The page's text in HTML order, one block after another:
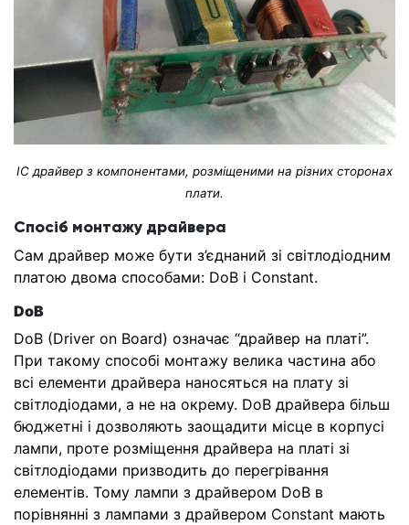
IC драйвер з компонентами, розміщеними на різних сторонах
плати.
Спосіб монтажу драйвера
Сам драйвер може бути з’єднаний зі світлодіодним
платою двома способами: DoB і Constant.
DoB
DoB (Driver on Board) означає “драйвер на платі”.
При такому способі монтажу велика частина або
всі елементи драйвера наносяться на плату зі
світлодіодами, а не на окрему. DoB драйвера більш
бюджетні і дозволяють заощадити місце в корпусі
лампи, проте розміщення драйвера на платі зі
світлодіодами призводить до перегрівання
елементів. Тому лампи з драйвером DoB в
порівнянні з лампами з драйвером Constant мають